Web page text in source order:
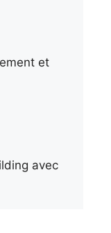
et
avec